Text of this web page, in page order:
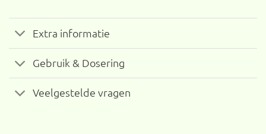
Extra informatie
Gebruik & Dosering
Veelgestelde vragen